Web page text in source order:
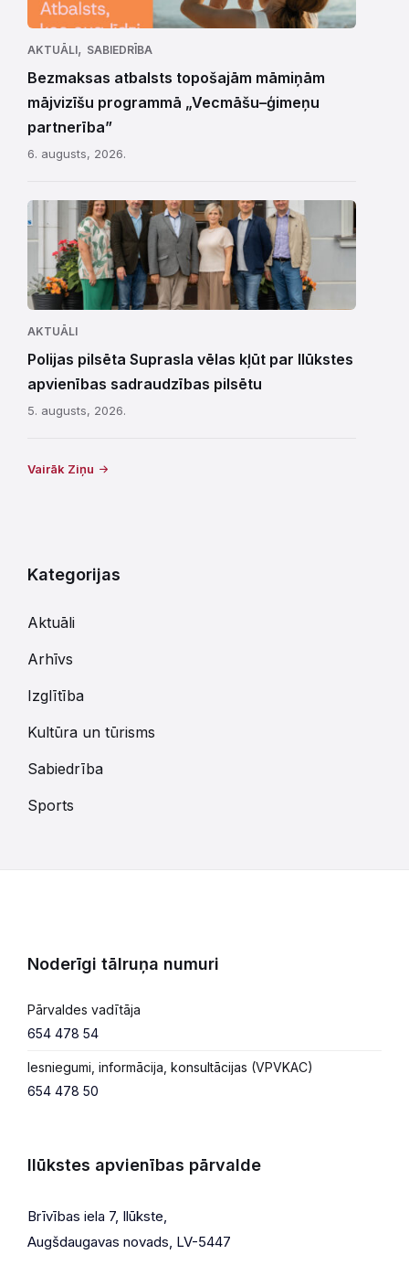
AKTUĀLI, SABIEDRĪBA
Bezmaksas atbalsts topošajām māmiņām
mājvizīšu programmā „Vecmāšu–ģimeņu
partnerība”
6. augusts, 2026.
AKTUĀLI
Polijas pilsēta Suprasla vēlas kļūt par Ilūkstes
apvienības sadraudzības pilsētu
5. augusts, 2026.
Vairāk Ziņu
Kategorijas
Aktuāli
Arhīvs
Izglītība
Kultūra un tūrisms
Sabiedrība
Sports
Noderīgi tālruņa numuri
Pārvaldes vadītāja
654 478 54
Iesniegumi, informācija, konsultācijas (VPVKAC)
654 478 50
Ilūkstes apvienības pārvalde
Brīvības iela 7, Ilūkste,
Augšdaugavas novads, LV-5447